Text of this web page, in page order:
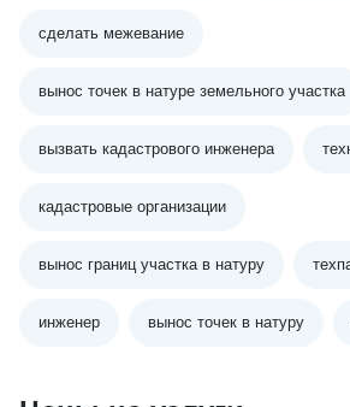
сделать межевание
вынос точек в натуре земельного участка
вызвать кадастрового инженера
кадастровые организации
вынос границ участка в натуру
инженер вынос точек в натуру